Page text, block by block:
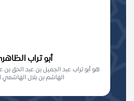
أبو تراب
هو أبو تراب عبد الجميل بن عبد الحق بن
الهاشم بن بلال الهاشمي